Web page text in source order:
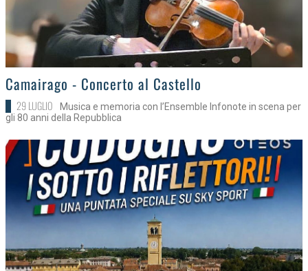
>
Camairago - Concerto al Castello
29 LUGLIO
Musica e memoria con l’Ensemble Infonote in scena per
gli 80 anni della Repubblica